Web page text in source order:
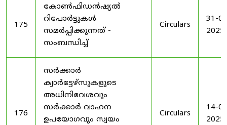
175
കോൺഫിഡൻഷ്യൽ
റിപോർട്ടുകൾ
സമർപ്പിക്കുന്നത് -
സംബന്ധിച്ച്
Circulars
31-
2025
176
സർക്കാർ
ക്വാർട്ടേഴ്സുകളുടെ
അധിനിവേശവും
സർക്കാർ വാഹന
ഉപയോഗവും സ്വയം
Circulars
14-
2025